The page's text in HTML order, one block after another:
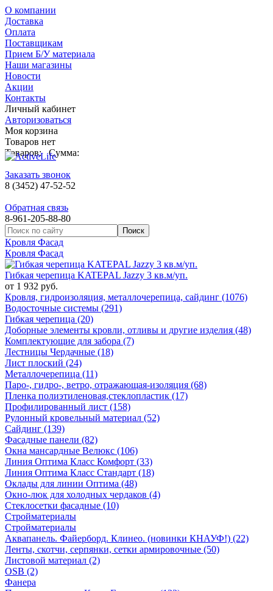
О компании
Доставка
Оплата
Поставщикам
Прием Б/У материала
Наши магазины
Новости
Акции
Контакты
Личный кабинет
Авторизоваться
Моя корзина
Товаров нет
Товаров: Сумма:
Заказать звонок
8 (3452) 47-52-52
Обратная связь
8-961-205-88-80
Кровля Фасад
Кровля Фасад
Гибкая черепица KATEPAL Jazzy 3 кв.м/уп.
от 1 932 руб.
Кровля, гидроизоляция, металлочерепица, сайдинг (1076)
Водосточные системы (291)
Гибкая черепица (20)
Доборные элементы кровли, отливы и другие изделия (48)
Комплектующие для забора (7)
Лестницы Чердачные (18)
Лист плоский (24)
Металлочерепица (11)
Паро-, гидро-, ветро, отражающая-изоляция (68)
Пленка полиэтиленовая,стеклопластик (17)
Профилированный лист (158)
Рулонный кровельный материал (52)
Сайдинг (139)
Фасадные панели (82)
Окна мансардные Велюкс (106)
Линия Оптима Класс Комфорт (33)
Линия Оптима Класс Стандарт (18)
Оклады для линии Оптима (48)
Окно-люк для холодных чердаков (4)
Стеклосетки фасадные (10)
Стройматериалы
Стройматериалы
Аквапанель. Файерборд. Клинео. (новинки КНАУФ!) (22)
Ленты, скотчи, серпянки, сетки армировочные (50)
Листовой материал (2)
OSB (2)
Фанера